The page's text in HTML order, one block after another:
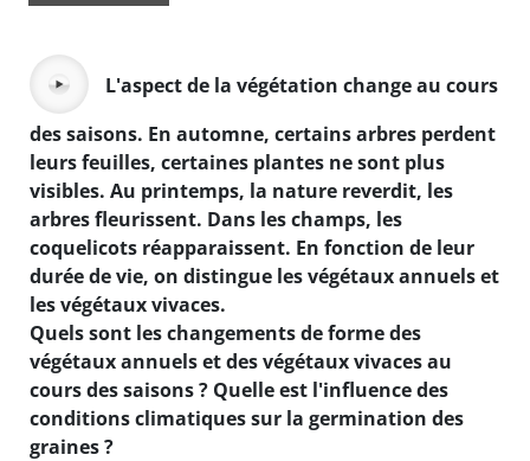
L'aspect de la végétation change au cours
des saisons. En automne, certains arbres perdent
leurs feuilles, certaines plantes ne sont plus
visibles. Au printemps, la nature reverdit, les
arbres fleurissent. Dans les champs, les
coquelicots réapparaissent. En fonction de leur
durée de vie, on distingue les végétaux annuels et
les végétaux vivaces.
Quels sont les changements de forme des
végétaux annuels et des végétaux vivaces au
cours des saisons ? Quelle est l'influence des
conditions climatiques sur la germination des
graines ?